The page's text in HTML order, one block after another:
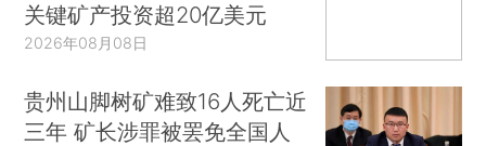
关键矿产投资超20亿美元
2026年08月08日
贵州山脚树矿难致16人死亡近
三年 矿长涉罪被罢免全国人